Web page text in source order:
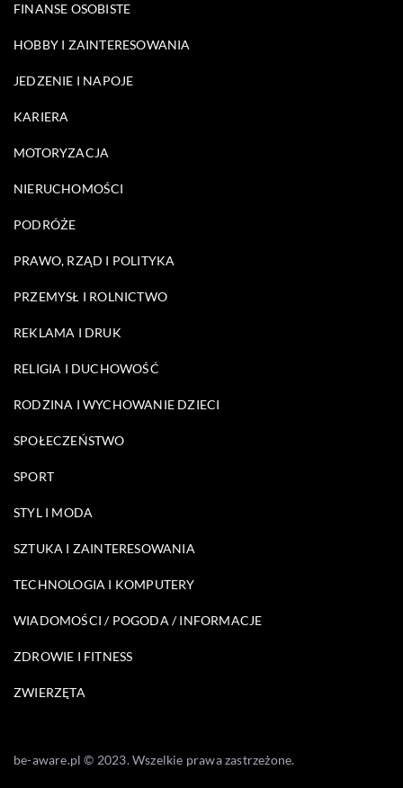
FINANSE OSOBISTE
HOBBY I ZAINTERESOWANIA
JEDZENIE I NAPOJE
KARIERA
MOTORYZACJA
NIERUCHOMOŚCI
PODRÓŻE
PRAWO, RZĄD I POLITYKA
PRZEMYSŁ I ROLNICTWO
REKLAMA I DRUK
RELIGIA I DUCHOWOŚĆ
RODZINA I WYCHOWANIE DZIECI
SPOŁECZEŃSTWO
SPORT
STYL I MODA
SZTUKA I ZAINTERESOWANIA
TECHNOLOGIA I KOMPUTERY
WIADOMOŚCI / POGODA / INFORMACJE
ZDROWIE I FITNESS
ZWIERZĘTA
be-aware.pl © 2023. Wszelkie prawa zastrzeżone.